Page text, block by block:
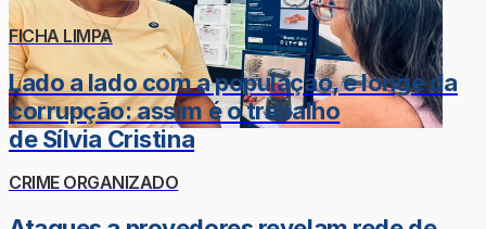
FICHA LIMPA
Lado a lado com a população, e longe da
corrupção: assim é o trabalho
de Sílvia Cristina
CRIME ORGANIZADO